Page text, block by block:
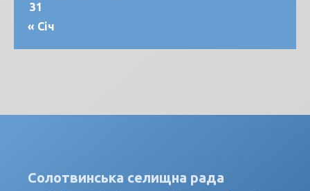
31
« Січ
Солотвинська селищна рада